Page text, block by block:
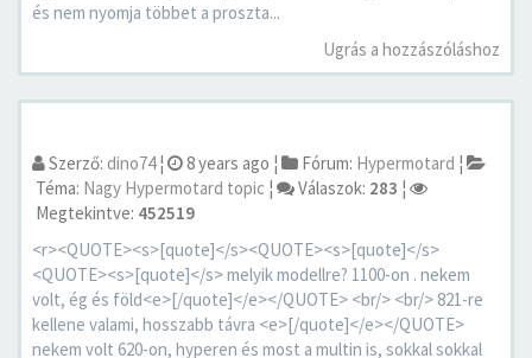
és nem nyomja többet a proszta...
Ugrás a hozzászóláshoz
Szerző: dino74¦ 8 years ago ¦ Fórum: Hypermotard ¦
Téma: Nagy Hypermotard topic ¦ Válaszok: 283 ¦
Megtekintve: 452519
<r><QUOTE><s>[quote]</s><QUOTE><s>[quote]</s>
<QUOTE><s>[quote]</s> melyik modellre? 1100-on . nekem
volt, ég és föld<e>[/quote]</e></QUOTE> <br/> <br/> 821-re
kellene valami, hosszabb távra <e>[/quote]</e></QUOTE>
nekem volt 620-on, hyperen és most a multin is, sokkal sokkal